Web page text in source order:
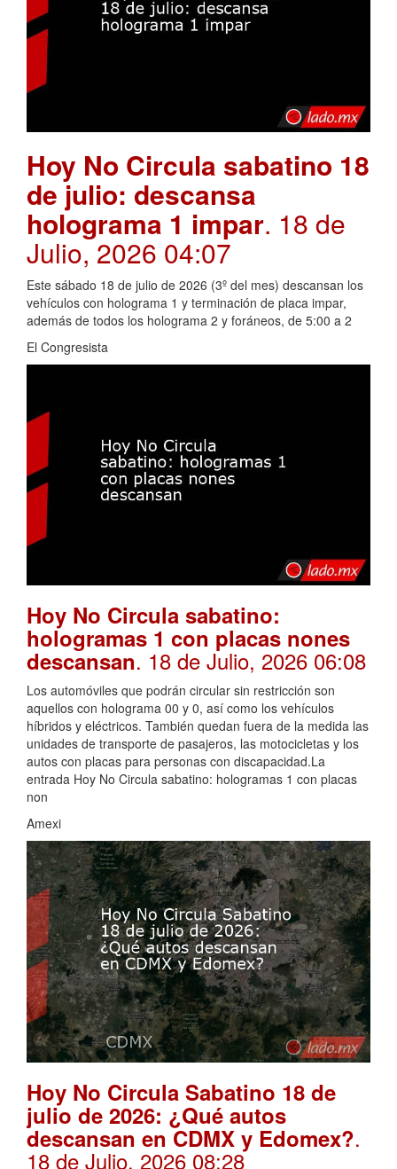
Hoy No Circula sabatino 18
de julio: descansa
holograma 1 impar. 18 de
Julio, 2026 04:07
Este sábado 18 de julio de 2026 (3º del mes) descansan los
vehículos con holograma 1 y terminación de placa impar,
además de todos los holograma 2 y foráneos, de 5:00 a 2
El Congresista
Hoy No Circula sabatino:
hologramas 1 con placas nones
descansan. 18 de Julio, 2026 06:08
Los automóviles que podrán circular sin restricción son
aquellos con holograma 00 y 0, así como los vehículos
híbridos y eléctricos. También quedan fuera de la medida las
unidades de transporte de pasajeros, las motocicletas y los
autos con placas para personas con discapacidad.La
entrada Hoy No Circula sabatino: hologramas 1 con placas
non
Amexi
Hoy No Circula Sabatino 18 de
julio de 2026: ¿Qué autos
descansan en CDMX y Edomex?.
18 de Julio, 2026 08:28